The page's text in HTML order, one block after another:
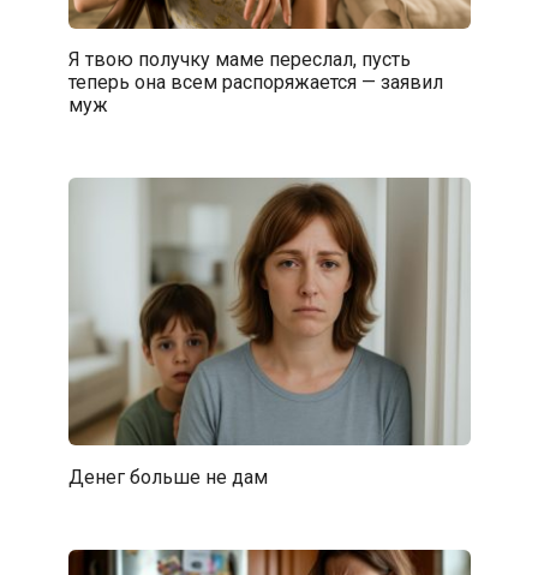
Я твою получку маме переслал, пусть
теперь она всем распоряжается — заявил
муж
Денег больше не дам